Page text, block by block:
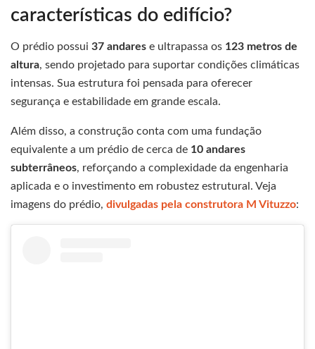
características do edifício?
O prédio possui 37 andares e ultrapassa os 123 metros de
altura, sendo projetado para suportar condições climáticas
intensas. Sua estrutura foi pensada para oferecer
segurança e estabilidade em grande escala.
Além disso, a construção conta com uma fundação
equivalente a um prédio de cerca de 10 andares
subterrâneos, reforçando a complexidade da engenharia
aplicada e o investimento em robustez estrutural. Veja
imagens do prédio, divulgadas pela construtora M Vituzzo: